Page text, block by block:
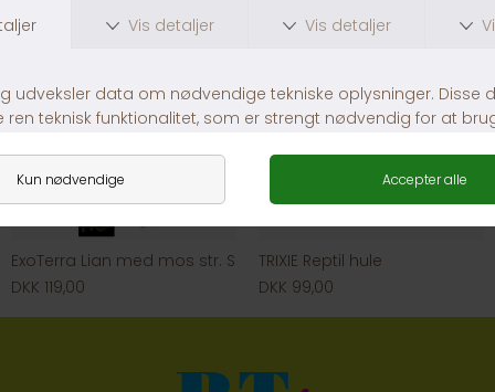
ExoTerra Lian med mos str. S
DKK 119,00
TRIXIE Reptil hule
DKK 99,00